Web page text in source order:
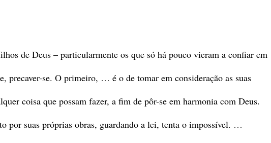
de Deus – particularmente os que só há pouco vieram a confiar em
precaver-se. O primeiro, … é o de tomar em consideração as suas
coisa que possam fazer, a fim de pôr-se em harmonia com Deus.
por suas próprias obras, guardando a lei, tenta o impossível. …